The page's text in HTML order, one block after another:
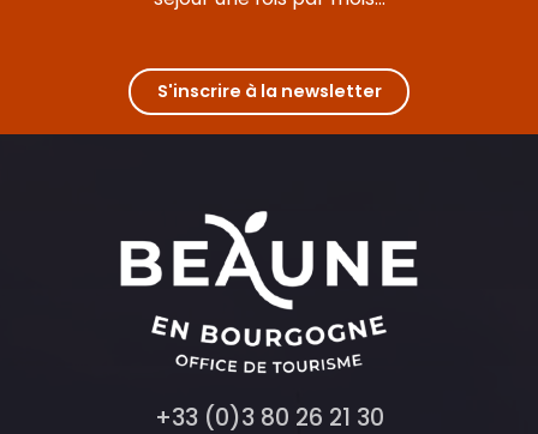
S'inscrire à la newsletter
+33 (0)3 80 26 21 30